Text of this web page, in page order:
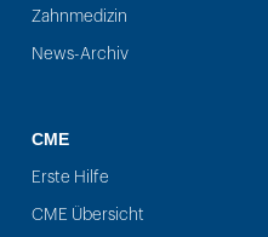
Zahnmedizin
News-Archiv
CME
Erste Hilfe
CME Übersicht